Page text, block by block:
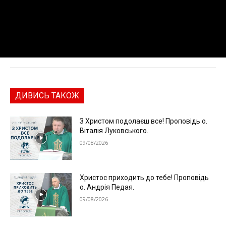
ДИВИСЬ ТАКОЖ
З Христом подолаєш все! Проповідь о.
Віталія Луковського.
09/08/2026
Христос приходить до тебе! Проповідь
о. Андрія Педая.
09/08/2026